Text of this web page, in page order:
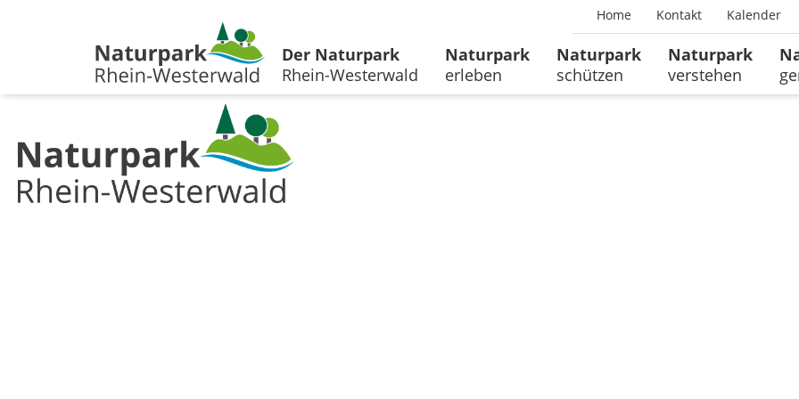
Home Kontakt Kalender
Der Naturpark
Rhein-Westerwald
Naturpark
erleben
Naturpark
schützen
Naturpark
verstehen